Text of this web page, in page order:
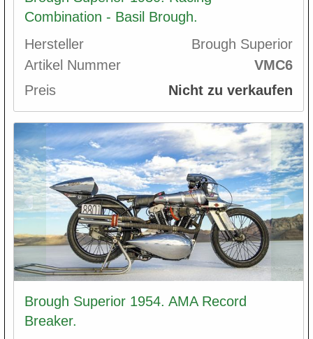
Combination - Basil Brough.
Hersteller
Brough Superior
Artikel Nummer
VMC6
Preis
Nicht zu verkaufen
Brough Superior 1954. AMA Record
Breaker.